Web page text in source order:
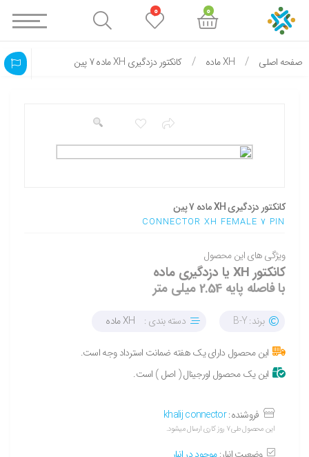
صفحه اصلی XH ماده کانکتور دزدگیری XH ماده 7 پین
کانکتور دزدگیری XH ماده 7 پین
CONNECTOR XH FEMALE 7 PIN
ویژگی های این محصول
کانکتور XH یا دزدگیری ماده
با فاصله پایه 2.54 میلی متر
برند: B-Y دسته بندی : XH ماده
این محصول دارای یک هفته ضمانت استرداد وجه است.
این یک محصول اورجینال ( اصل ) است.
فروشنده:khalij connector
این محصول طی ۷ روز کاری ارسال میشود.
0
0